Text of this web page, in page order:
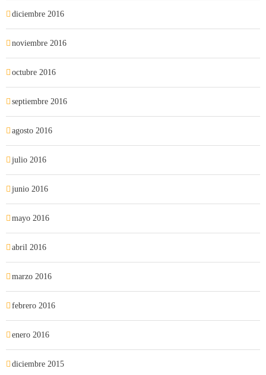
diciembre 2016
noviembre 2016
octubre 2016
septiembre 2016
agosto 2016
julio 2016
junio 2016
mayo 2016
abril 2016
marzo 2016
febrero 2016
enero 2016
diciembre 2015